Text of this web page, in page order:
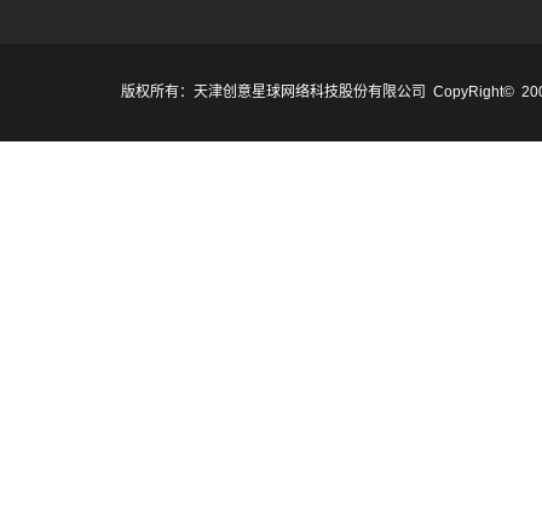
版权所有：天津创意星球网络科技股份有限公司 CopyRight©